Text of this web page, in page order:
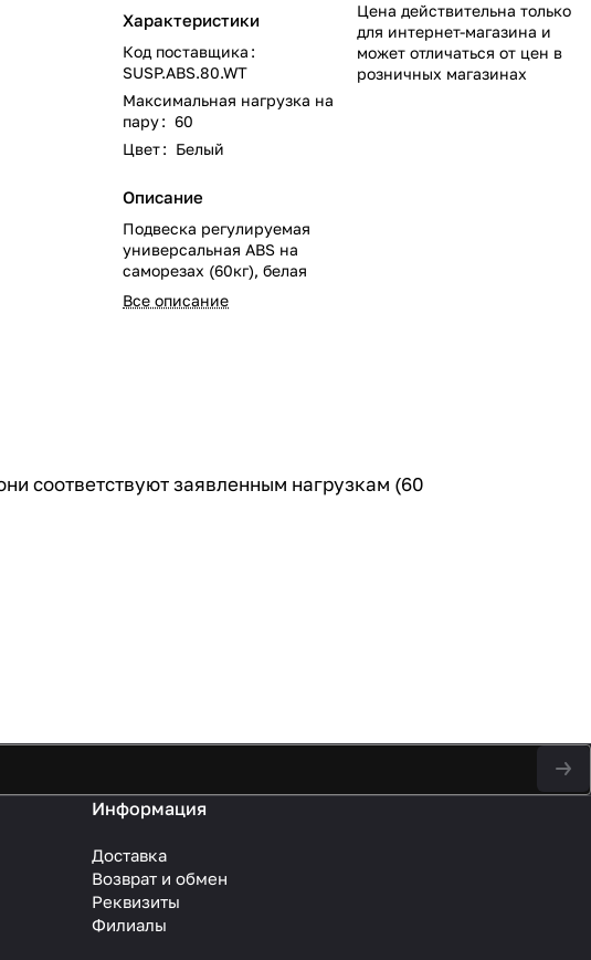
Характеристики
Код поставщика :
SUSP.ABS.80.WT
Максимальная нагрузка на
пару: 60
Цвет: Белый
Описание
Подвеска регулируемая
универсальная ABS на
саморезах (60кг), белая
Все описание
Цена действительна только
для интернет-магазина и
может отличаться от цен в
розничных магазинах
соответствуют заявленным нагрузкам (60
Информация
Доставка
Возврат и обмен
Реквизиты
Филиалы